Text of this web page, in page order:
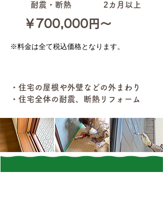
￥700,000円～
耐震・断熱 2カ月以上
※料金は全て税込価格となります。
・住宅の屋根や外壁などの外まわり
・住宅全体の耐震、断熱リフォーム